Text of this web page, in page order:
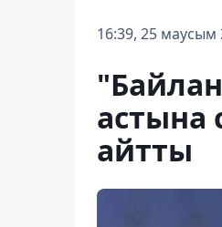
16:39, 25 маусым
астына
айтты